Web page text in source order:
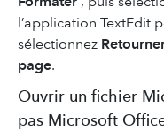
l’application TextEdit
sélectionnez
page.
Ouvrir un fichier
pas Microsoft